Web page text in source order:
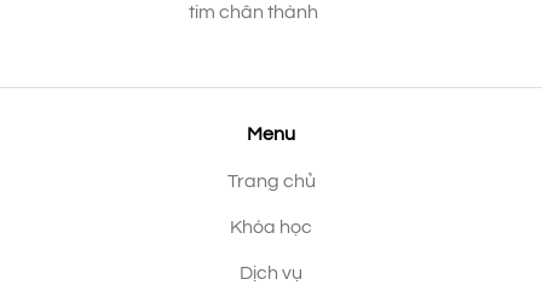
tim chân thành
Menu
Trang chủ
Khóa học
Dịch vụ